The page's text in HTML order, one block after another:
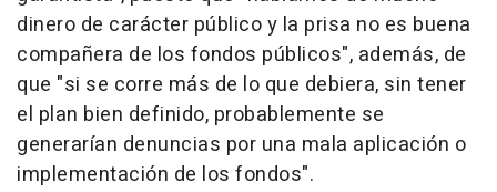
dinero de carácter público y la prisa no es buena
compañera de los fondos públicos", además, de
que "si se corre más de lo que debiera, sin tener
el plan bien definido, probablemente se
generarían denuncias por una mala aplicación o
implementación de los fondos".